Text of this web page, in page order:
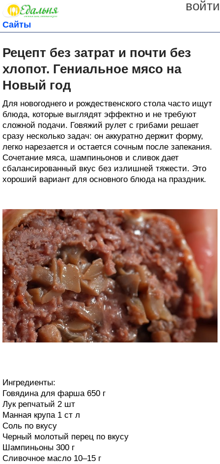
войти
Сайты
Рецепт без затрат и почти без
хлопот. Гениальное мясо на
Новый год
Для новогоднего и рождественского стола часто ищут
блюда, которые выглядят эффектно и не требуют
сложной подачи. Говяжий рулет с грибами решает
сразу несколько задач: он аккуратно держит форму,
легко нарезается и остается сочным после запекания.
Сочетание мяса, шампиньонов и сливок дает
сбалансированный вкус без излишней тяжести. Это
хороший вариант для основного блюда на праздник.
Ингредиенты:
Говядина для фарша 650 г
Лук репчатый 2 шт
Манная крупа 1 ст л
Соль по вкусу
Черный молотый перец по вкусу
Шампиньоны 300 г
Сливочное масло 10–15 г